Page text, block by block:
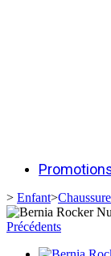
> Enfant>
Précédents